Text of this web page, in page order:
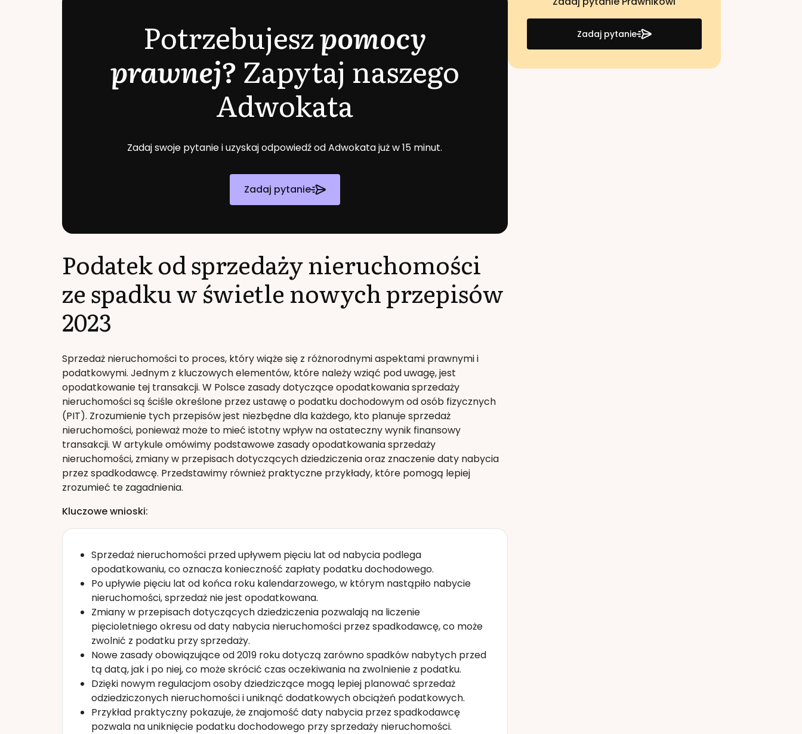
Potrzebujeszpomocy
prawnej?Zapytaj naszego
Adwokata
Zadaj swoje pytanie i uzyskaj odpowiedź od Adwokata już w 15 minut.
Zadaj pytanie
Podatek od sprzedaży nieruchomości
ze spadku w świetle nowych przepisów
2023
Sprzedaż nieruchomości to proces, który wiąże się z różnorodnymi aspektami prawnymi i
podatkowymi. Jednym z kluczowych elementów, które należy wziąć pod uwagę, jest
opodatkowanie tej transakcji. W Polsce zasady dotyczące opodatkowania sprzedaży
nieruchomości są ściśle określone przez ustawę o podatku dochodowym od osób fizycznych
(PIT). Zrozumienie tych przepisów jest niezbędne dla każdego, kto planuje sprzedaż
nieruchomości, ponieważ może to mieć istotny wpływ na ostateczny wynik finansowy
transakcji. W artykule omówimy podstawowe zasady opodatkowania sprzedaży
nieruchomości, zmiany w przepisach dotyczących dziedziczenia oraz znaczenie daty nabycia
przez spadkodawcę. Przedstawimy również praktyczne przykłady, które pomogą lepiej
zrozumieć te zagadnienia.
Kluczowe wnioski:
Sprzedaż nieruchomości przed upływem pięciu lat od nabycia podlega
opodatkowaniu, co oznacza konieczność zapłaty podatku dochodowego.
Po upływie pięciu lat od końca roku kalendarzowego, w którym nastąpiło nabycie
nieruchomości, sprzedaż nie jest opodatkowana.
Zmiany w przepisach dotyczących dziedziczenia pozwalają na liczenie
pięcioletniego okresu od daty nabycia nieruchomości przez spadkodawcę, co może
zwolnić z podatku przy sprzedaży.
Nowe zasady obowiązujące od 2019 roku dotyczą zarówno spadków nabytych przed
tą datą, jak i po niej, co może skrócić czas oczekiwania na zwolnienie z podatku.
Dzięki nowym regulacjom osoby dziedziczące mogą lepiej planować sprzedaż
odziedziczonych nieruchomości i uniknąć dodatkowych obciążeń podatkowych.
Przykład praktyczny pokazuje, że znajomość daty nabycia przez spadkodawcę
pozwala na uniknięcie podatku dochodowego przy sprzedaży nieruchomości.
Zadaj pytanie